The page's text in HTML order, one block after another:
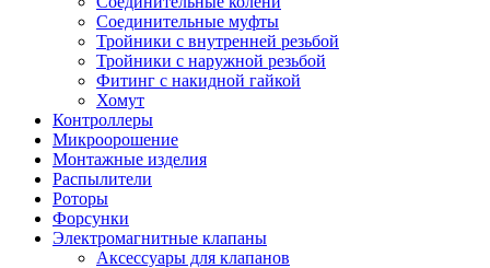
Соединительные муфты
Тройники с внутренней резьбой
Тройники с наружной резьбой
Фитинг с накидной гайкой
Хомут
Контроллеры
Микроорошение
Монтажные изделия
Распылители
Роторы
Форсунки
Электромагнитные клапаны
Аксессуары для клапанов